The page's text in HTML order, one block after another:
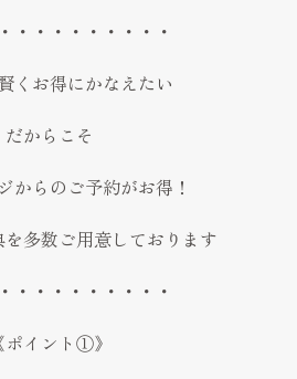
・・・・・・・・・
くお得にかなえたい
だからこそ
からのご予約がお得！
多数ご用意しております
・・・・・・・・・
ポイント①》